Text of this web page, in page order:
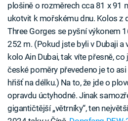
plošině o rozměrech cca 81 x 91
ukotvit k mořskému dnu. Kolos z
Three Gorges se pyšní výkonem
252 m. (Pokud jste byli v Dubaji a
kolo Ain Dubai, tak víte přesně, co
české poměry převedeno je to
hřišť na délku.) Na to, že jde o
opravdu úctyhodné. Jinak
gigantičtější „větrníky“, ten